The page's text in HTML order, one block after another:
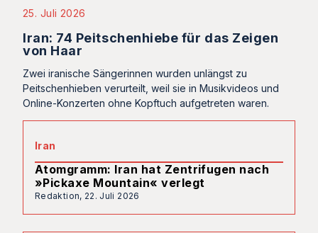
25. Juli 2026
Iran: 74 Peitschenhiebe für das Zeigen
von Haar
Zwei iranische Sängerinnen wurden unlängst zu
Peitschenhieben verurteilt, weil sie in Musikvideos und
Online-Konzerten ohne Kopftuch aufgetreten waren.
Iran
Atomgramm: Iran hat Zentrifugen nach
»Pickaxe Mountain« verlegt
Redaktion, 22. Juli 2026